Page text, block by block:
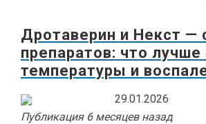
Дротаверин и Некст —
препаратов: что лучше
температуры и
29.01.2026
Публикация 6 месяцев назад